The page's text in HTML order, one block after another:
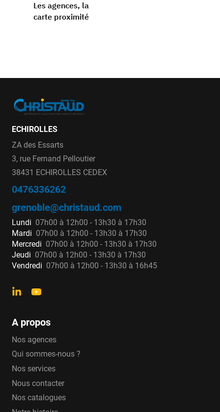
Les agences, la
carte proximité
ECHIROLLES
ZA des Essarts
3, rue Fernand Pelloutier
38431 ECHIROLLES CEDEX
0476336262
grenoble@christaud.com
Lundi 07h00 à 12h00 - 13h30 à 17h30
Mardi 07h00 à 12h00 - 13h30 à 17h30
Mercredi 07h00 à 12h00 - 13h30 à 17h30
Jeudi 07h00 à 12h00 - 13h30 à 17h30
Vendredi 07h00 à 12h00 - 13h30 à 16h45
A propos
Nos agences
Qui sommes-nous ?
Nos services
Nous contacter
Nos catalogues